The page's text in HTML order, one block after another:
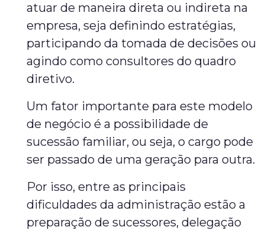
atuar de maneira direta ou indireta na
empresa, seja definindo estratégias,
participando da tomada de decisões ou
agindo como consultores do quadro
diretivo.
Um fator importante para este modelo
de negócio é a possibilidade de
sucessão familiar, ou seja, o cargo pode
ser passado de uma geração para outra.
Por isso, entre as principais
dificuldades da administração estão a
preparação de sucessores, delegação